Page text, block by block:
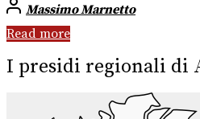
Massimo Marnetto
Read more
I presidi regionali di